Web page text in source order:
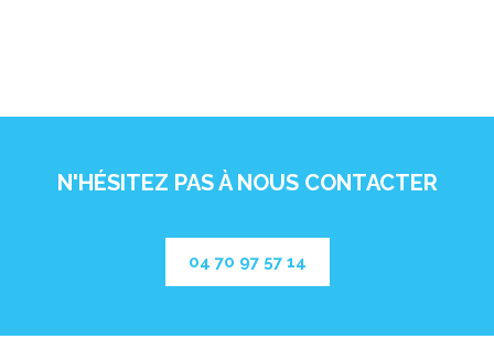
N'HÉSITEZ PAS À NOUS CONTACTER
04 70 97 57 14